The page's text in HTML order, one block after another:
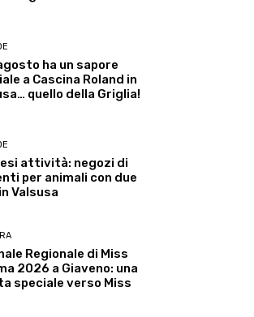
ha un sapore
a Cascina Roland in
quello della Griglia!
attività: negozi di
per animali con due
Valsusa
Regionale di Miss
2026 a Giaveno: una
speciale verso Miss